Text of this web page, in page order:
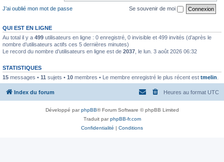
J’ai oublié mon mot de passe
Se souvenir de moi
QUI EST EN LIGNE
Au total il y a 499 utilisateurs en ligne : 0 enregistré, 0 invisible et 499 invités (d’après le
nombre d’utilisateurs actifs ces 5 dernières minutes)
Le record du nombre d’utilisateurs en ligne est de 2037 , le lun. 3 août 2026 06:32
STATISTIQUES
15 messages • 11 sujets • 10 membres • Le membre enregistré le plus récent est tmelin
Index du forum Heures au format UTC
Développé parphpBB® Forum Software © phpBB Limited
Traduit parphpBB-fr.com
Confidentialité | Conditions